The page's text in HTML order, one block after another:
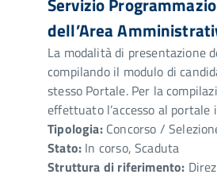
dell’Area
La modalità di presentazione
compilando il modulo di
stesso Portale. Per la
effettuato l’accesso al
Tipologia:Concorso /
Stato: In corso, Scaduta
Struttura di riferimento: